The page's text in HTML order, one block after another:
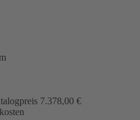
7.378,00 €